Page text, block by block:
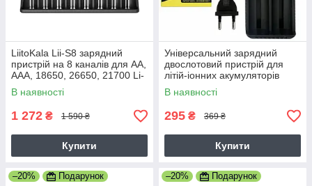
LiitoKala Lii-S8 зарядний
пристрій на 8 каналів для AA,
AAA, 18650, 26650, 21700 Li-
ion, LiFePo4, Ni-Mh
акумуляторів
В наявності
1 272 ₴ 1 590 ₴
Купити
Універсальний зарядний
двослотовий пристрій для
літій-іонних акумуляторів
моделі HD-8991B
В наявності
295 ₴ 369 ₴
Купити
–20% Подарунок –20% Подарунок